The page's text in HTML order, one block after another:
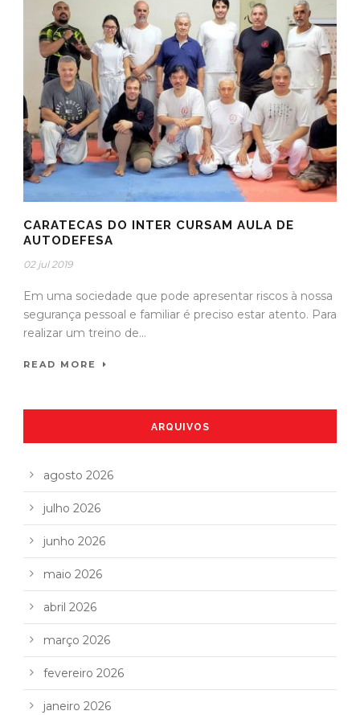
CARATECAS DO INTER CURSAM AULA DE
AUTODEFESA
02 jul 2019
Em uma sociedade que pode apresentar riscos à nossa
segurança pessoal e familiar é preciso estar atento. Para
realizar um treino de...
READ MORE
ARQUIVOS
agosto 2026
julho 2026
junho 2026
maio 2026
abril 2026
março 2026
fevereiro 2026
janeiro 2026